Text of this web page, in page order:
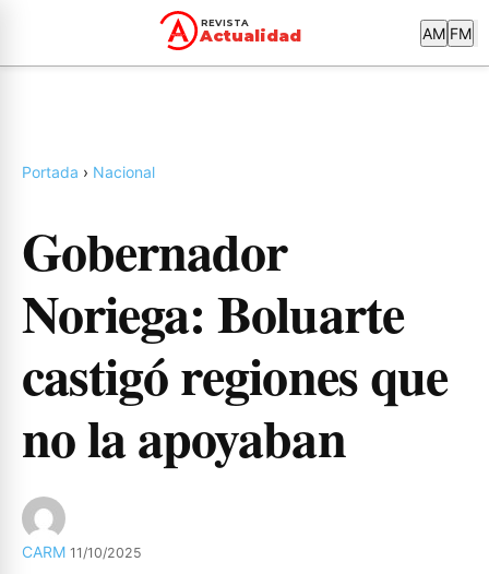
REVISTA
Actualidad AM FM
NACIONAL ACTUALIDAD
Portada › Nacional
Gobernador
Noriega: Boluarte
castigó regiones que
no la apoyaban
CARM 11/10/2025